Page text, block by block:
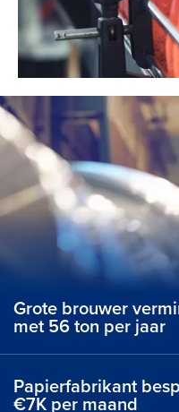
Grote brouwer
met 56 ton per jaar
Papierfabrikant
€7K per maand